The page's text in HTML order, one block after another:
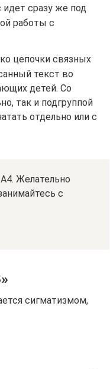
идет сразу же под
работы с
цепочки связных
текст во
детей. Со
так и подгруппой
отдельно или с
Желательно
с
сигматизмом,